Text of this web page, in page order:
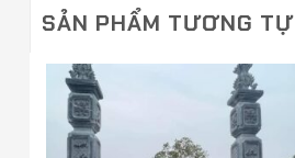
SẢN PHẨM TƯƠNG TỰ